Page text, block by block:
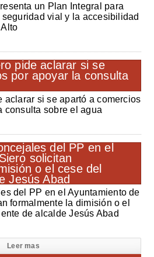
un Plan Integral para
vial y la accesibilidad
aclarar si se apartó a comercios
consulta sobre el agua
del PP en el Ayuntamiento de
formalmente la dimisión o el
de alcalde Jesús Abad
Leer mas